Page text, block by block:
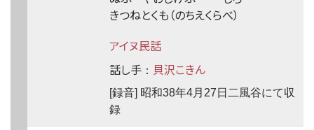
きつねとくも（のちえくらべ）
アイヌ民話
話し手 ： 貝沢こきん
[録音] 昭和38年4月27日二風谷にて収
録